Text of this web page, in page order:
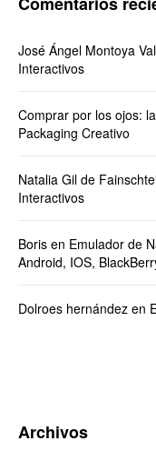
José Ángel Montoya
Interactivos
Comprar por los ojos:
Packaging Creativo
Natalia Gil de
Interactivos
Boris en Emulador de
Android, IOS,
Dolroes hernández en
Archivos